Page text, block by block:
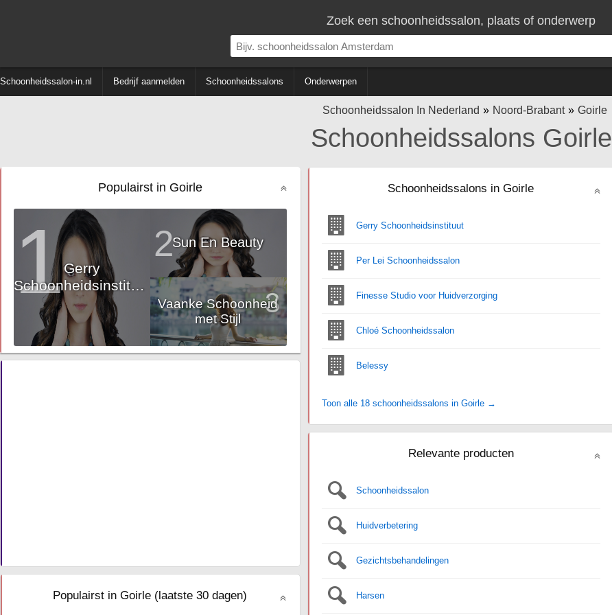
Zoek een schoonheidssalon, plaats of onderwerp
Schoonheidssalon-in.nl Bedrijf aanmelden Schoonheidssalons Onderwerpen
Schoonheidssalon In Nederland Noord-Brabant Goirle
Schoonheidssalons Goirle
Populairst in Goirle
1Gerry
Schoonheidsinstituut
2Sun En Beauty
3
Vaanke Schoonheid
met Stijl
Populairst in Goirle (laatste 30 dagen)
Schoonheidssalons in Goirle
Gerry Schoonheidsinstituut
Per Lei Schoonheidssalon
Finesse Studio voor Huidverzorging
Chloé Schoonheidssalon
Belessy
Toon alle 18 schoonheidssalons in Goirle →
Relevante producten
Schoonheidssalon
Huidverbetering
Gezichtsbehandelingen
Harsen